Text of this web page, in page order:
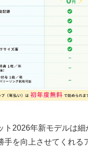
ト2026年新モデルは細
手を向上させてくれる